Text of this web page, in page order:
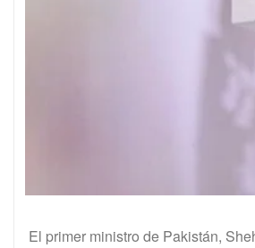
El primer ministro de Pakistán,